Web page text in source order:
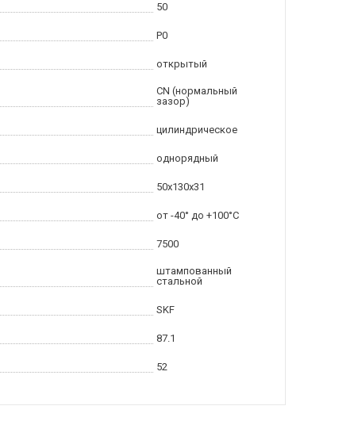
50
P0
открытый
CN (нормальный
зазор)
цилиндрическое
однорядный
50x130x31
от -40° до +100°C
7500
штампованный
стальной
SKF
87.1
52